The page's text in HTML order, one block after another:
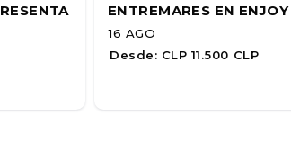
ENTREMARES EN
16 AGO
Desde: CLP 11.500 CLP